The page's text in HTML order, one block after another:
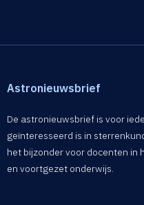
Astronieuwsbrief
De astronieuwsbrief is voor
geïnteresseerd is in
het bijzonder voor docenten in
en voortgezet onderwijs.